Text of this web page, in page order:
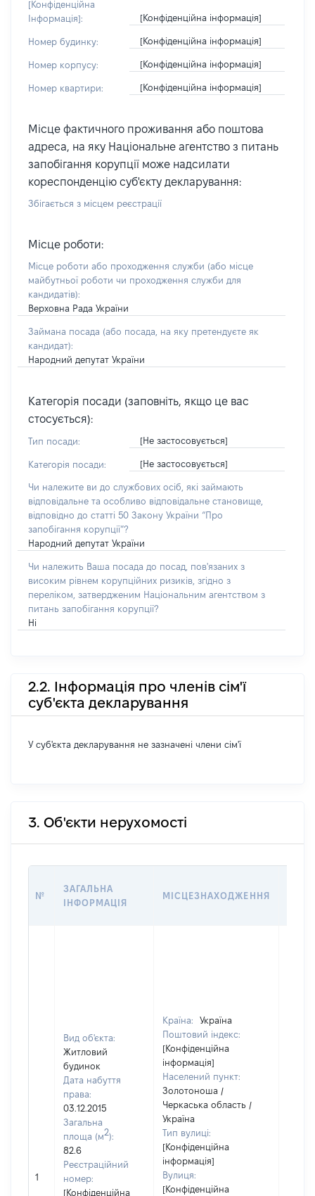
[Конфіденційна
Інформація]:
[Конфіденційна інформація]
Номер будинку: [Конфіденційна інформація]
Номер корпусу: [Конфіденційна інформація]
Номер квартири: [Конфіденційна інформація]
Місце фактичного проживання або поштова
адреса, на яку Національне агентство з питань
запобігання корупції може надсилати
кореспонденцію суб'єкту декларування:
Збігається з місцем реєстрації
Місце роботи:
Місце роботи або проходження служби (або місце
майбутньої роботи чи проходження служби для
кандидатів):
Верховна Рада України
Займана посада (або посада, на яку претендуєте як
кандидат):
Народний депутат України
Категорія посади (заповніть, якщо це вас
стосується):
Тип посади: [Не застосовується]
Категорія посади: [Не застосовується]
Чи належите ви до службових осіб, які займають
відповідальне та особливо відповідальне становище,
відповідно до статті 50 Закону України “Про
запобігання корупції”?
Народний депутат України
Чи належить Ваша посада до посад, пов'язаних з
високим рівнем корупційних ризиків, згідно з
переліком, затвердженим Національним агентством з
питань запобігання корупції?
Ні
2.2. Інформація про членів сім'ї
суб'єкта декларування
У суб'єкта декларування не зазначені члени сім'ї
3. Об'єкти нерухомості
№
ЗАГАЛЬНА
ІНФОРМАЦІЯ
МІСЦЕЗНАХОДЖЕННЯ
1
Вид об'єкта:
Житловий
будинок
Дата набуття
права:
03.12.2015
Загальна
площа (м2):
82.6
Реєстраційний
номер:
[Конфіденційна
Країна:
Україна
Поштовий індекс:
[Конфіденційна
інформація]
Населений пункт:
Золотоноша /
Черкаська область /
Україна
Тип вулиці:
[Конфіденційна
інформація]
Вулиця:
[Конфіденційна